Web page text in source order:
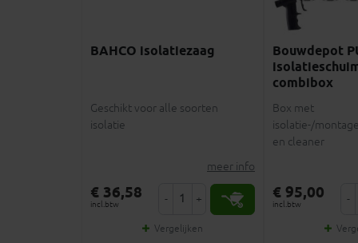
BAHCO isolatiezaag
Geschikt voor alle soorten
isolatie
meer info
€ 36,58
incl.btw - +
Vergelijken
Bouwdepot
combibox
Box met
isolatie-/
en cleaner
€ 95,00
incl.btw -